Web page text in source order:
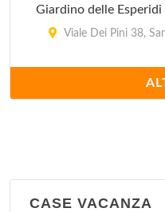
Giardino delle Esperidi
Viale Dei Pini 38,
Corso Italia 242,
a Ovest di Giugliano in
Pozzuoli, a m 100 dal
CASE VACANZA